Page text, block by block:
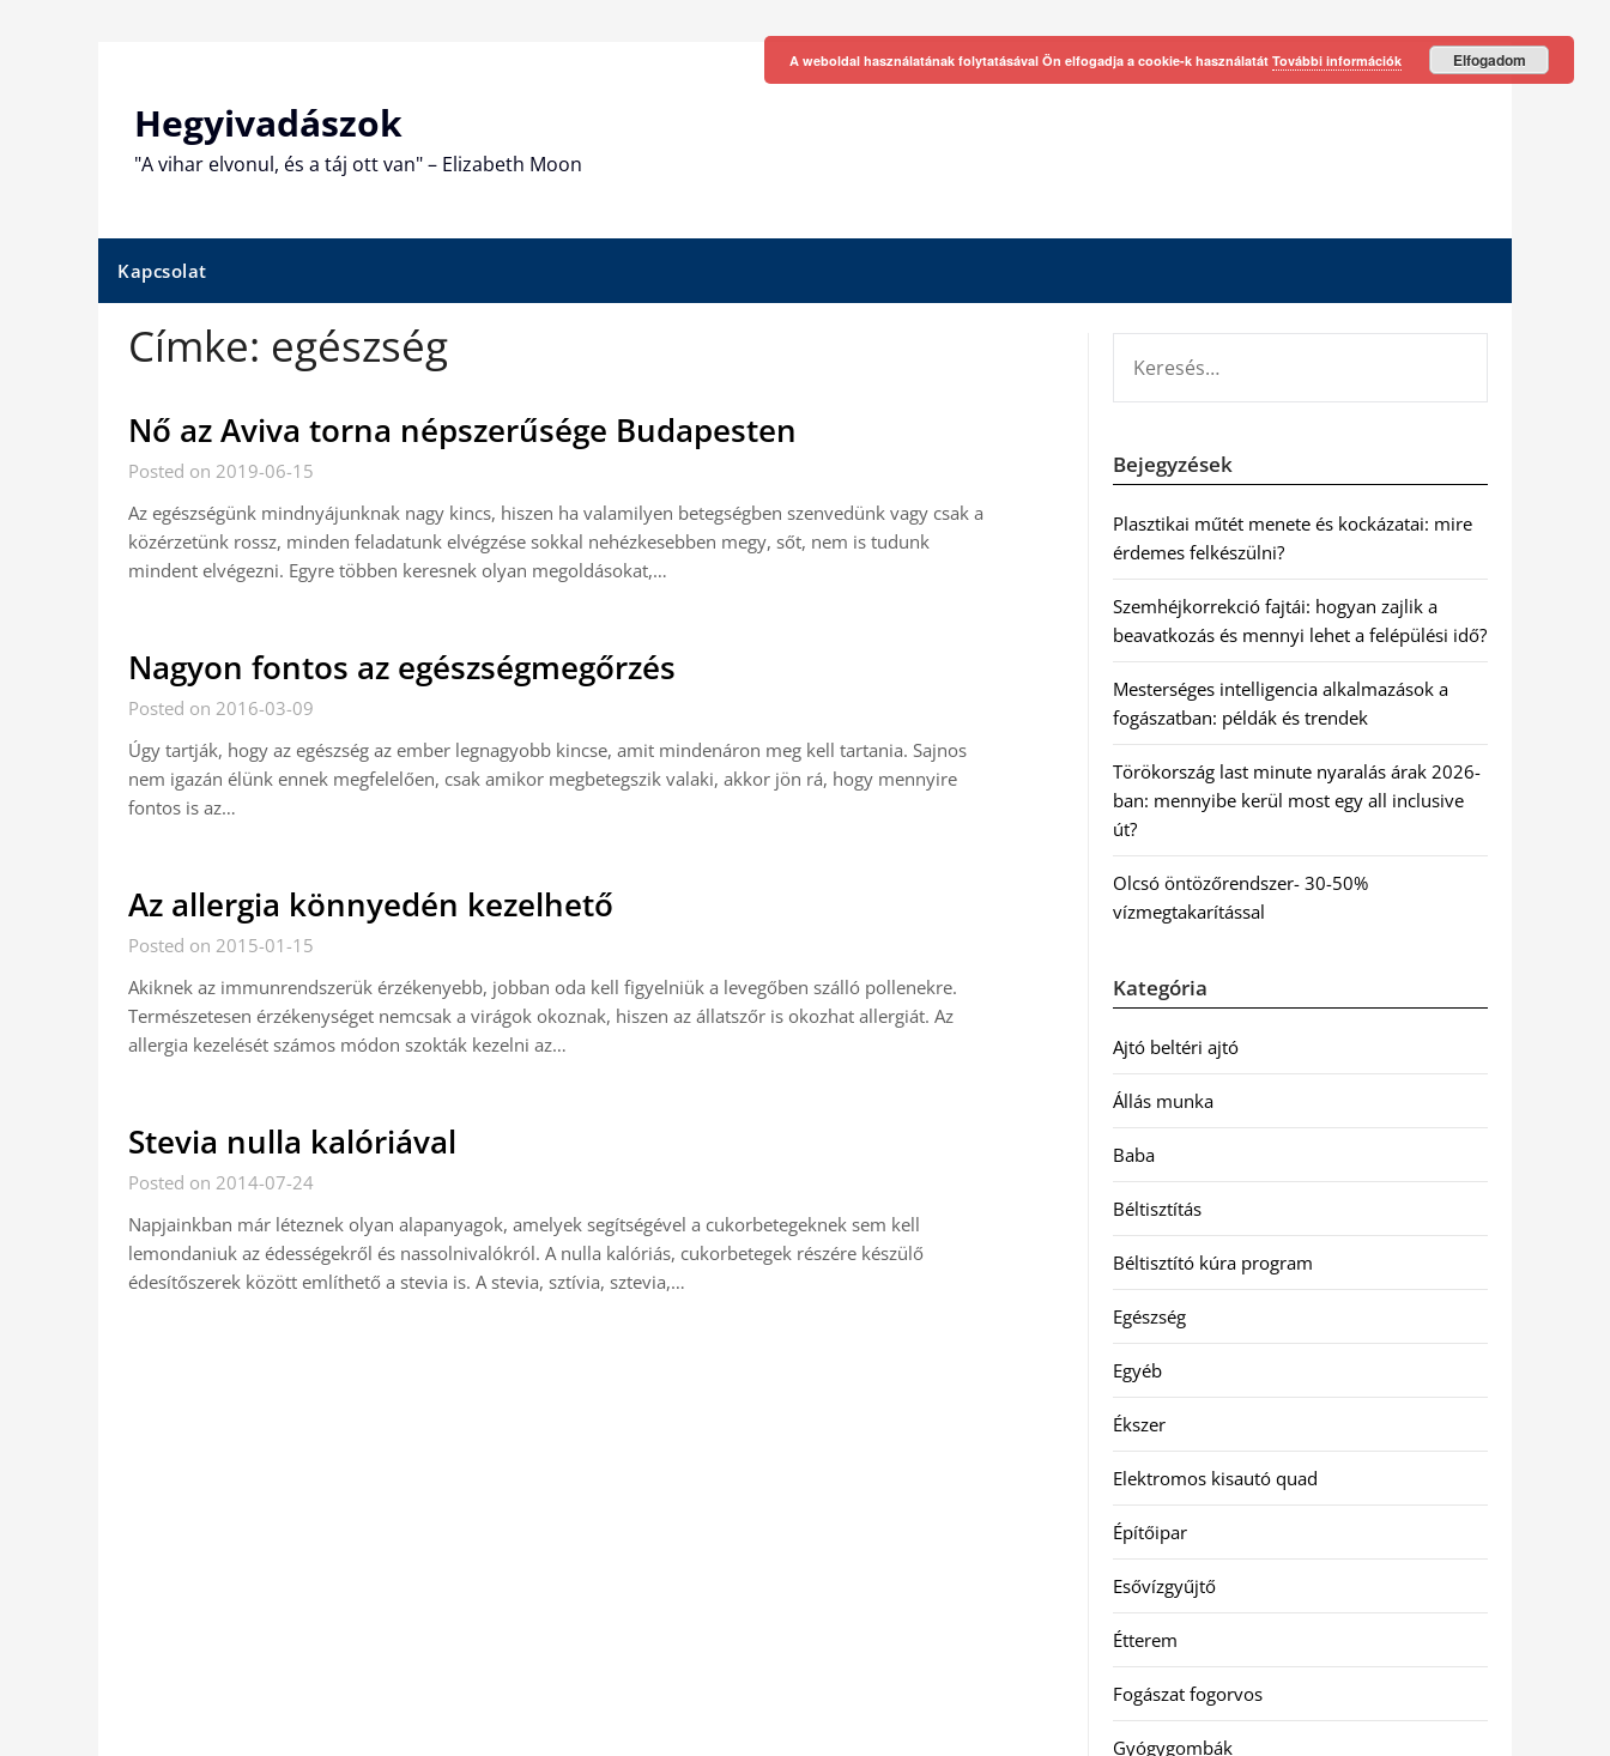
Hegyivadászok
"A vihar elvonul, és a táj ott van" – Elizabeth Moon
Kapcsolat
Címke: egészség
Nő az Aviva torna népszerűsége Budapesten
Posted on 2019-06-15
Az egészségünk mindnyájunknak nagy kincs, hiszen ha valamilyen betegségben szenvedünk vagy csak a
közérzetünk rossz, minden feladatunk elvégzése sokkal nehézkesebben megy, sőt, nem is tudunk
mindent elvégezni. Egyre többen keresnek olyan megoldásokat,…
Nagyon fontos az egészségmegőrzés
Posted on 2016-03-09
Úgy tartják, hogy az egészség az ember legnagyobb kincse, amit mindenáron meg kell tartania. Sajnos
nem igazán élünk ennek megfelelően, csak amikor megbetegszik valaki, akkor jön rá, hogy mennyire
fontos is az…
Az allergia könnyedén kezelhető
Posted on 2015-01-15
Akiknek az immunrendszerük érzékenyebb, jobban oda kell figyelniük a levegőben szálló pollenekre.
Természetesen érzékenységet nemcsak a virágok okoznak, hiszen az állatszőr is okozhat allergiát. Az
allergia kezelését számos módon szokták kezelni az…
Stevia nulla kalóriával
Posted on 2014-07-24
Napjainkban már léteznek olyan alapanyagok, amelyek segítségével a cukorbetegeknek sem kell
lemondaniuk az édességekről és nassolnivalókról. A nulla kalóriás, cukorbetegek részére készülő
édesítőszerek között említhető a stevia is. A stevia, sztívia, sztevia,…
Bejegyzések
Plasztikai műtét menete és kockázatai: mire
érdemes felkészülni?
Szemhéjkorrekció fajtái: hogyan zajlik a
beavatkozás és mennyi lehet a felépülési idő?
Mesterséges intelligencia alkalmazások a
fogászatban: példák és trendek
Törökország last minute nyaralás árak 2026-
ban: mennyibe kerül most egy all inclusive
út?
Olcsó öntözőrendszer- 30-50%
vízmegtakarítással
Kategória
Ajtó beltéri ajtó
Állás munka
Baba
Béltisztítás
Béltisztító kúra program
Egészség
Egyéb
Ékszer
Elektromos kisautó quad
Építőipar
Esővízgyűjtő
Étterem
Fogászat fogorvos
Gyógygombák
A weboldal használatának folytatásával Ön elfogadja a cookie-k használatát További információk Elfogadom